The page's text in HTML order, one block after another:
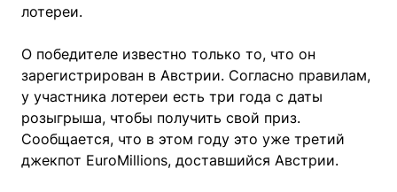
лотереи.
О победителе известно только то, что он
зарегистрирован в Австрии. Согласно правилам,
у участника лотереи есть три года с даты
розыгрыша, чтобы получить свой приз.
Сообщается, что в этом году это уже третий
джекпот EuroMillions, доставшийся Австрии.